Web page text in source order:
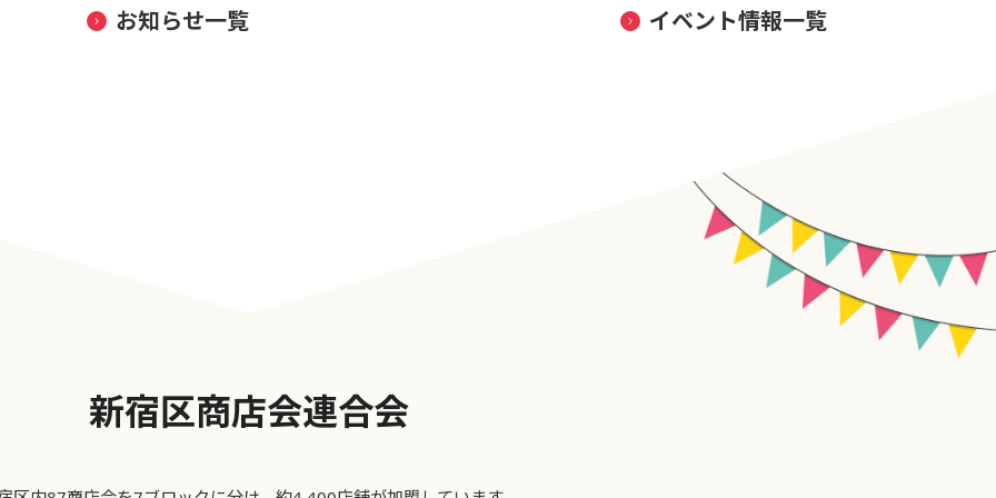
お知らせ一覧 イベント情報一覧
新宿区商店会連合会